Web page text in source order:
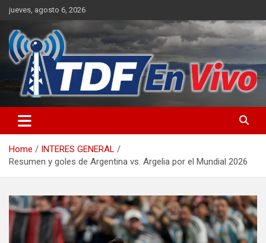
Skip
content
jueves, agosto 6, 2026
Home
INTERES GENERAL
Resumen y goles de Argentina vs. Argelia por el Mundial 2026